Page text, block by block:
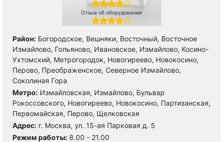
Отзыв об оборудовании
Район: Богородское, Вешняки, Восточный, Восточное
Измайлово, Гольяново, Ивановское, Измайлово, Косино-
Ухтомский, Метрогородок, Новогиреево, Новокосино,
Перово, Преображенское, Северное Измайлово,
Соколиная Гора
Метро: Измайловская, Измайлово, Бульвар
Рокоссовского, Новогиреево, Новокосино, Партизанская,
Первомайская, Перово, Щелковская
Адрес: г. Москва, ул. 15-ая Парковая д. 5
Режим работы: 8.00 - 21.00